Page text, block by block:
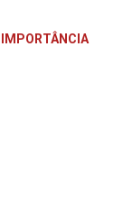
IMPORTÂNCIA